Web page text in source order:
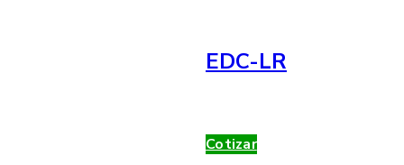
EDC-LR
Cotizar